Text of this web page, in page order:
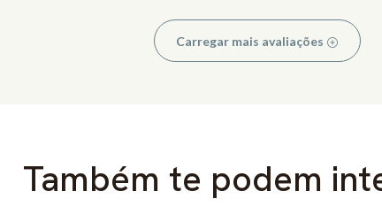
Carregar mais avaliações
Também te podem